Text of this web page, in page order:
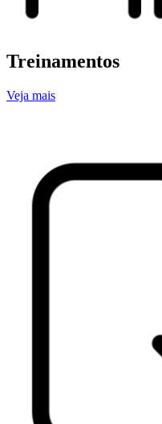
Treinamentos
Veja mais